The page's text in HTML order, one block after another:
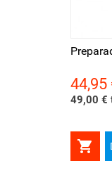
Precio
44,95
49,00 €
